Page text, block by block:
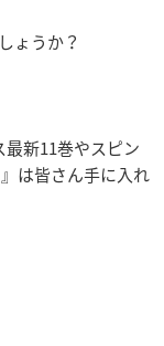
ょうか？
新11巻やスピン
は皆さん手に入れ